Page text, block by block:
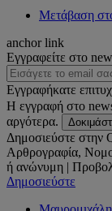
Μετάβαση
anchor link
Εγγραφείτε στο
Εγγραφήκατε
Η εγγραφή στο
αργότερα.
Δημοσιεύστε στην
Αρθρογραφία,
ή ανώνυμη |
Δημοσιεύστε